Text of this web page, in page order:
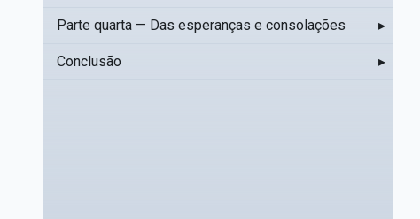
Parte quarta — Das esperanças e consolações ▸
Conclusão ▸